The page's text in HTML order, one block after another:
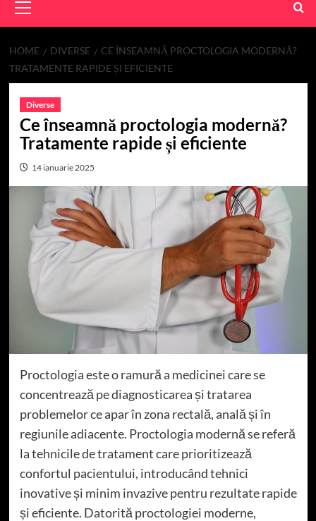
Menu
HOME DIVERSE
CE ÎNSEAMNĂ PROCTOLOGIA MODERNĂ?
TRATAMENTE RAPIDE ȘI EFICIENTE
Diverse
Ce înseamnă proctologia modernă?
Tratamente rapide și eficiente
14 ianuarie 2025
Proctologia este o ramură a medicinei care se
concentrează pe diagnosticarea și tratarea
problemelor ce apar în zona rectală, anală și în
regiunile adiacente. Proctologia modernă se referă
la tehnicile de tratament care prioritizează
confortul pacientului, introducând tehnici
inovative și minim invazive pentru rezultate rapide
și eficiente. Datorită proctologiei moderne,